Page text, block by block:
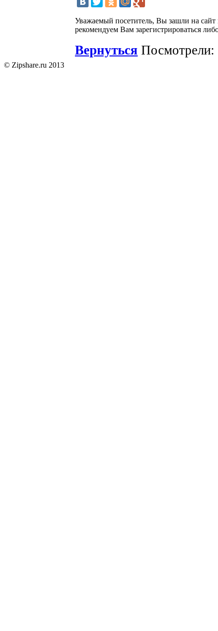
Уважаемый посетитель, Вы зашли на
рекомендуем Вам зарегистрироваться
Вернуться Посмотрели:
© Zipshare.ru 2013